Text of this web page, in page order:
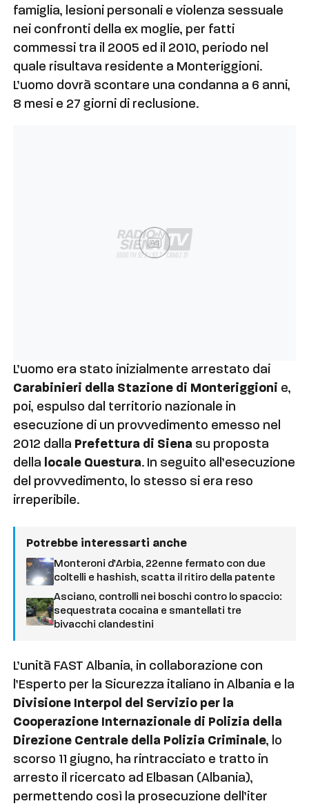
famiglia, lesioni personali e violenza sessuale
nei confronti della ex moglie, per fatti
commessi tra il 2005 ed il 2010, periodo nel
quale risultava residente a Monteriggioni.
L’uomo dovrà scontare una condanna a 6 anni,
8 mesi e 27 giorni di reclusione.
Ad
L’uomo era stato inizialmente arrestato dai
Carabinieri della Stazione di Monteriggioni e,
poi, espulso dal territorio nazionale in
esecuzione di un provvedimento emesso nel
2012 dalla Prefettura di Siena su proposta
della locale Questura. In seguito all’esecuzione
del provvedimento, lo stesso si era reso
irreperibile.
Potrebbe interessarti anche
Monteroni d’Arbia, 22enne fermato con due
coltelli e hashish, scatta il ritiro della patente
Asciano, controlli nei boschi contro lo spaccio:
sequestrata cocaina e smantellati tre
bivacchi clandestini
L’unità FAST Albania, in collaborazione con
l’Esperto per la Sicurezza italiano in Albania e la
Divisione Interpol del Servizio per la
Cooperazione Internazionale di Polizia della
Direzione Centrale della Polizia Criminale, lo
scorso 11 giugno, ha rintracciato e tratto in
arresto il ricercato ad Elbasan (Albania),
permettendo così la prosecuzione dell’iter